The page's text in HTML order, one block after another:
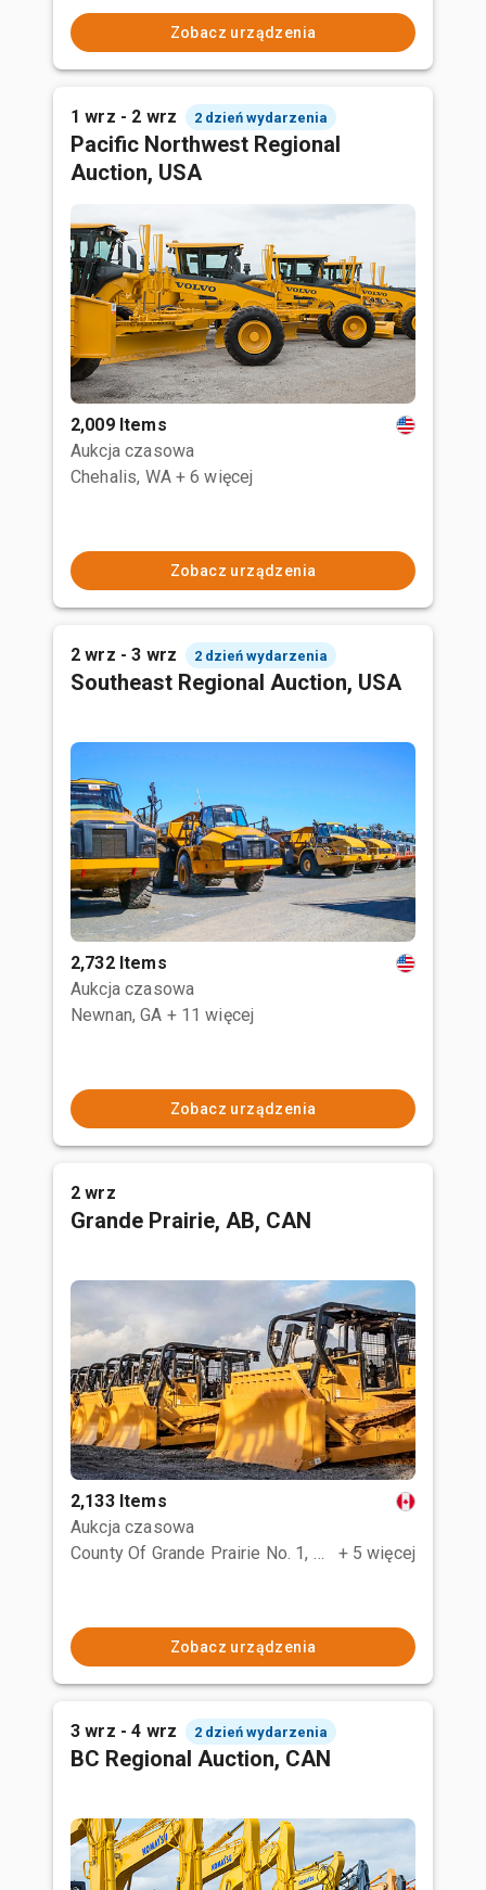
Zobacz urządzenia
1 wrz - 2 wrz 2 dzień wydarzenia
Pacific Northwest Regional
Auction, USA
2,009 Items
Aukcja czasowa
Chehalis, WA + 6 więcej
Zobacz urządzenia
2 wrz - 3 wrz 2 dzień wydarzenia
Southeast Regional Auction, USA
2,732 Items
Aukcja czasowa
Newnan, GA + 11 więcej
Zobacz urządzenia
2 wrz
Grande Prairie, AB, CAN
2,133 Items
Aukcja czasowa
County Of Grande Prairie No. 1, AB
+ 5 więcej
Zobacz urządzenia
3 wrz - 4 wrz 2 dzień wydarzenia
BC Regional Auction, CAN